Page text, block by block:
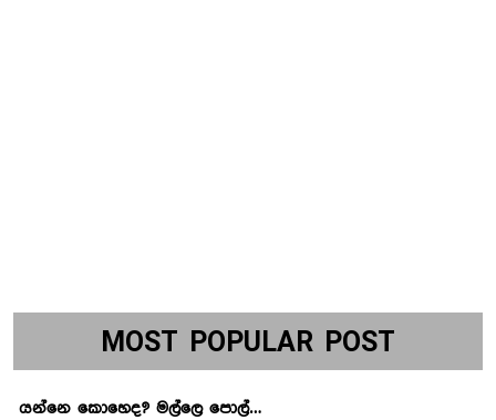
MOST POPULAR POST
යන්නෙ කොහෙද? මල්ලෙ පොල්…